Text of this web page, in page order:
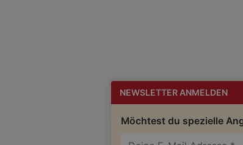
NEWSLETTER ANMELDEN
Möchtest du spezielle